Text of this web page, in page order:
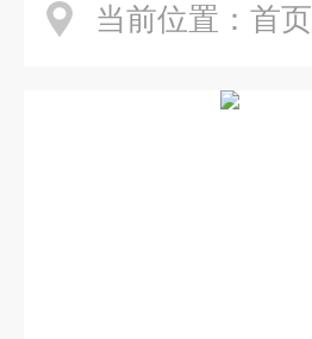
当前位置： 首页